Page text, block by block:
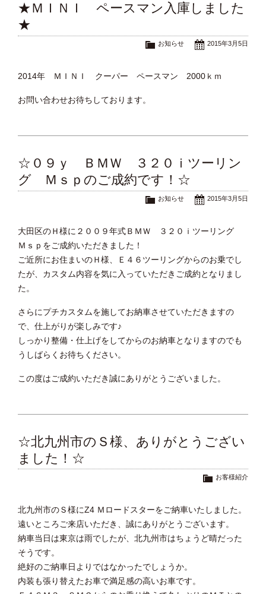
★ＭＩＮＩ ペースマン入庫しました
★
2015年3月5日
お知らせ
2014年 ＭＩＮＩ クーパー ペースマン 2000ｋｍ
お問い合わせお待ちしております。
☆０９ｙ ＢＭＷ ３２０ｉツーリン
グ Ｍｓｐのご成約です！☆
2015年3月5日
お知らせ
大田区のＨ様に２００９年式ＢＭＷ ３２０ｉツーリング
Ｍｓｐをご成約いただきました！
ご近所にお住まいのＨ様、Ｅ４６ツーリングからのお乗でし
たが、カスタム内容を気に入っていただきご成約となりまし
た。
さらにプチカスタムを施してお納車させていただきますの
で、仕上がりが楽しみです♪
しっかり整備・仕上げをしてからのお納車となりますのでも
うしばらくお待ちください。
この度はご成約いただき誠にありがとうございました。
☆北九州市のＳ様、ありがとうござい
ました！☆
お客様紹介
北九州市のＳ様にZ4 Ｍロードスターをご納車いたしました。
遠いところご来店いただき、誠にありがとうございます。
納車当日は東京は雨でしたが、北九州市はちょうど晴だった
そうです。
絶好のご納車日よりではなかったでしょうか。
内装も張り替えたお車で満足感の高いお車です。